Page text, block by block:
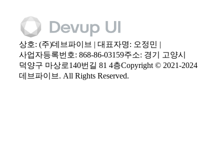
상호: (주)데브파이브 | 대표자명: 오정민 |
사업자등록번호: 868-86-03159주소: 경기 고양시
덕양구 마상로140번길 81 4층Copyright © 2021-2024
데브파이브. All Rights Reserved.